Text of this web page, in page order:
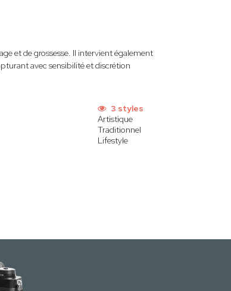
et de grossesse. Il intervient également
avec sensibilité et discrétion
3 styles
Artistique
Traditionnel
Lifestyle